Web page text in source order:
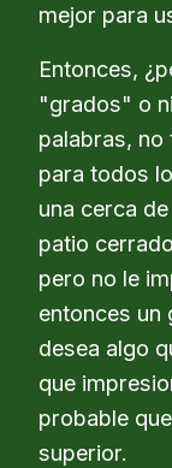
mejor para
Entonces,
"grados" o
palabras, no
para todos
una cerca
patio
pero no le
entonces un
desea algo
que
probable
superior.